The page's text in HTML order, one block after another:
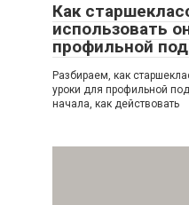
Как
использовать
профильной
Разбираем, как
уроки для профильной
начала, как действовать